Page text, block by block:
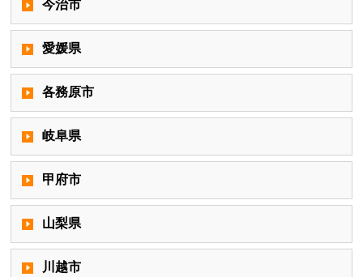
今治市
愛媛県
各務原市
岐阜県
甲府市
山梨県
川越市